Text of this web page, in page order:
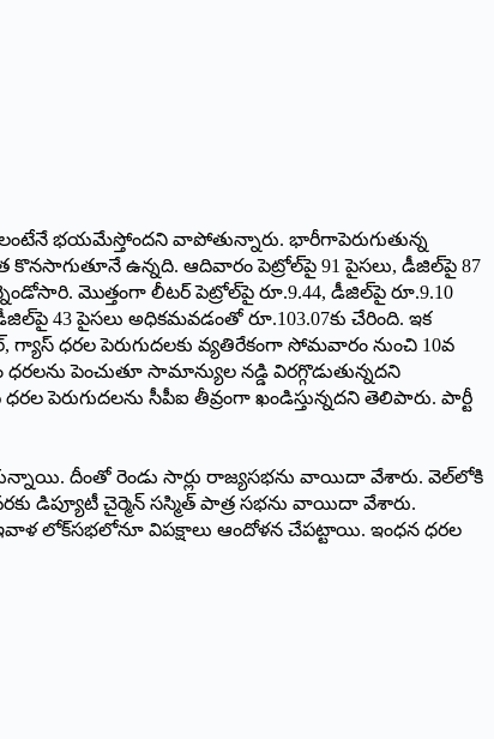
భయమేస్తోందని వాపోతున్నారు. భారీగాపెరుగుతున్న
కొనసాగుతూనే ఉన్నది. ఆదివారం పెట్రోల్‌పై 91 పైసలు, డీజిల్‌పై 87
మొత్తంగా లీటర్‌ ‌పెట్రోల్‌పై రూ.9.44, డీజిల్‌పై రూ.9.10
43 పైసలు అధికమవడంతో రూ.103.07కు చేరింది. ఇక
‌గ్యాస్‌ ‌ధరల పెరుగుదలకు వ్యతిరేకంగా సోమవారం నుంచి 10వ
ధరలను పెంచుతూ సామాన్యుల నడ్డి విరగ్గొడుతున్నదని
పెరుగుదలను సీపీఐ తీవ్రంగా ఖండిస్తున్నదని తెలిపారు. పార్టీ
దీంతో రెండు సార్లు రాజ్యసభను వాయిదా వేశారు. వెల్‌లోకి
డిప్యూటీ చైర్మెన్‌ ‌సస్మిత్‌ ‌పాత్ర సభను వాయిదా వేశారు.
ఇవాళ లోక్‌సభలోనూ విపక్షాలు ఆందోళన చేపట్టాయి. ఇంధన ధరల